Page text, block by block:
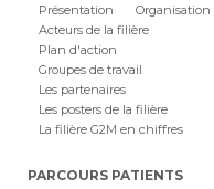
Présentation
Organisation
Acteurs de la filière
Plan d'action
Groupes de travail
Les partenaires
Les posters de la filière
La filière G2M en chiffres
PARCOURS PATIENTS